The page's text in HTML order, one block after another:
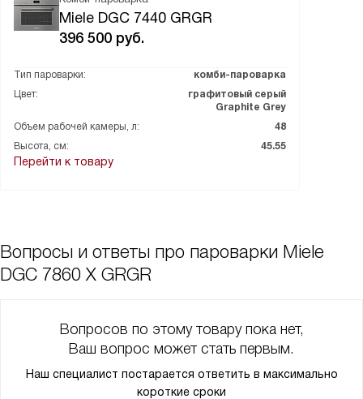
Miele DGC 7440 GRGR
396 500 руб.
Тип пароварки:
комби-пароварка
Цвет:
графитовый серый
Graphite Grey
Объем рабочей камеры, л:
48
Высота, см:
45.55
Перейти к товару
Вопросы и ответы про пароварки Miele
DGC 7860 X GRGR
Вопросов по этому товару пока нет,
Ваш вопрос может стать первым.
Наш специалист постарается ответить в максимально
короткие сроки